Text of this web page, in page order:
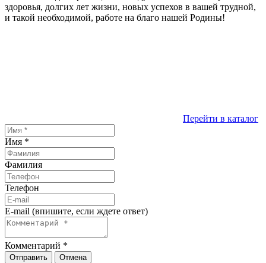
здоровья, долгих лет жизни, новых успехов в вашей трудной,
и такой необходимой, работе на благо нашей Родины!
Перейти в каталог
Имя *
Фамилия
Телефон
E-mail (впишите, если ждете ответ)
Комментарий *
Отправить Отмена